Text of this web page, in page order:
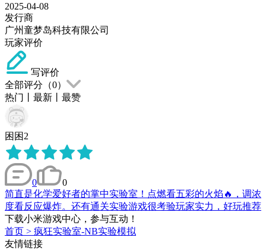
2025-04-08
发行商
广州童梦岛科技有限公司
玩家评价
写评价
全部评分（0）
热门
最新 最赞
困困2
0
0
简直是化学爱好者的掌中实验室！点燃看五彩的火焰🔥，调浓
度看反应爆炸。还有通关实验游戏很考验玩家实力，好玩推荐
下载小米游戏中心，参与互动！
首页 > 疯狂实验室-NB实验模拟
友情链接